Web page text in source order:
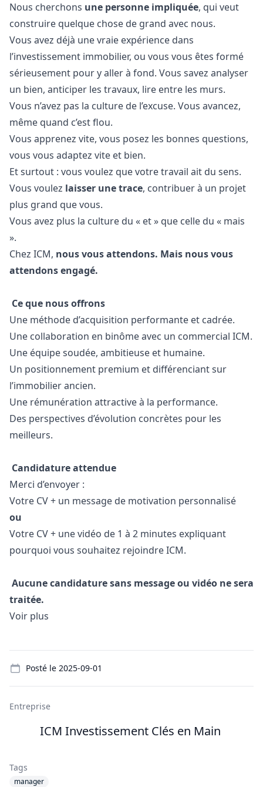
Nous cherchons une personne impliquée, qui veut
construire quelque chose de grand avec nous.
Vous avez déjà une vraie expérience dans
l’investissement immobilier, ou vous vous êtes formé
sérieusement pour y aller à fond. Vous savez analyser
un bien, anticiper les travaux, lire entre les murs.
Vous n’avez pas la culture de l’excuse. Vous avancez,
même quand c’est flou.
Vous apprenez vite, vous posez les bonnes questions,
vous vous adaptez vite et bien.
Et surtout : vous voulez que votre travail ait du sens.
Vous voulez laisser une trace, contribuer à un projet
plus grand que vous.
Vous avez plus la culture du « et » que celle du « mais
».
Chez ICM, nous vous attendons. Mais nous vous
attendons engagé.
Ce que nous offrons
Une méthode d’acquisition performante et cadrée.
Une collaboration en binôme avec un commercial ICM.
Une équipe soudée, ambitieuse et humaine.
Un positionnement premium et différenciant sur
l’immobilier ancien.
Une rémunération attractive à la performance.
Des perspectives d’évolution concrètes pour les
meilleurs.
Candidature attendue
Merci d’envoyer :
Votre CV + un message de motivation personnalisé
ou
Votre CV + une vidéo de 1 à 2 minutes expliquant
pourquoi vous souhaitez rejoindre ICM.
Aucune candidature sans message ou vidéo ne sera
traitée.
Voir plus
Posté le 2025-09-01
Entreprise
ICM Investissement Clés en Main
Tags
manager